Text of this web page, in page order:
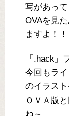
写があって
OVAを見
ますよ！！
「.hack」
今回もラ
のイラスト
ＯＶＡ版